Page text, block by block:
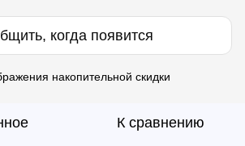
когда появится
накопительной скидки
К сравнению